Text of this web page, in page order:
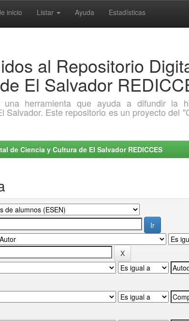
inicio Listar Ayuda Estadísticas
al Repositorio
El Salvador
una herramienta que ayuda a difundir la
Salvador. Este repositorio es un proyecto del
de Ciencia y Cultura de El Salvador REDICCES